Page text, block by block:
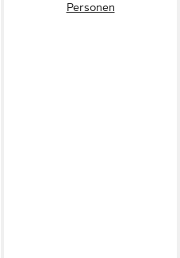
Personen